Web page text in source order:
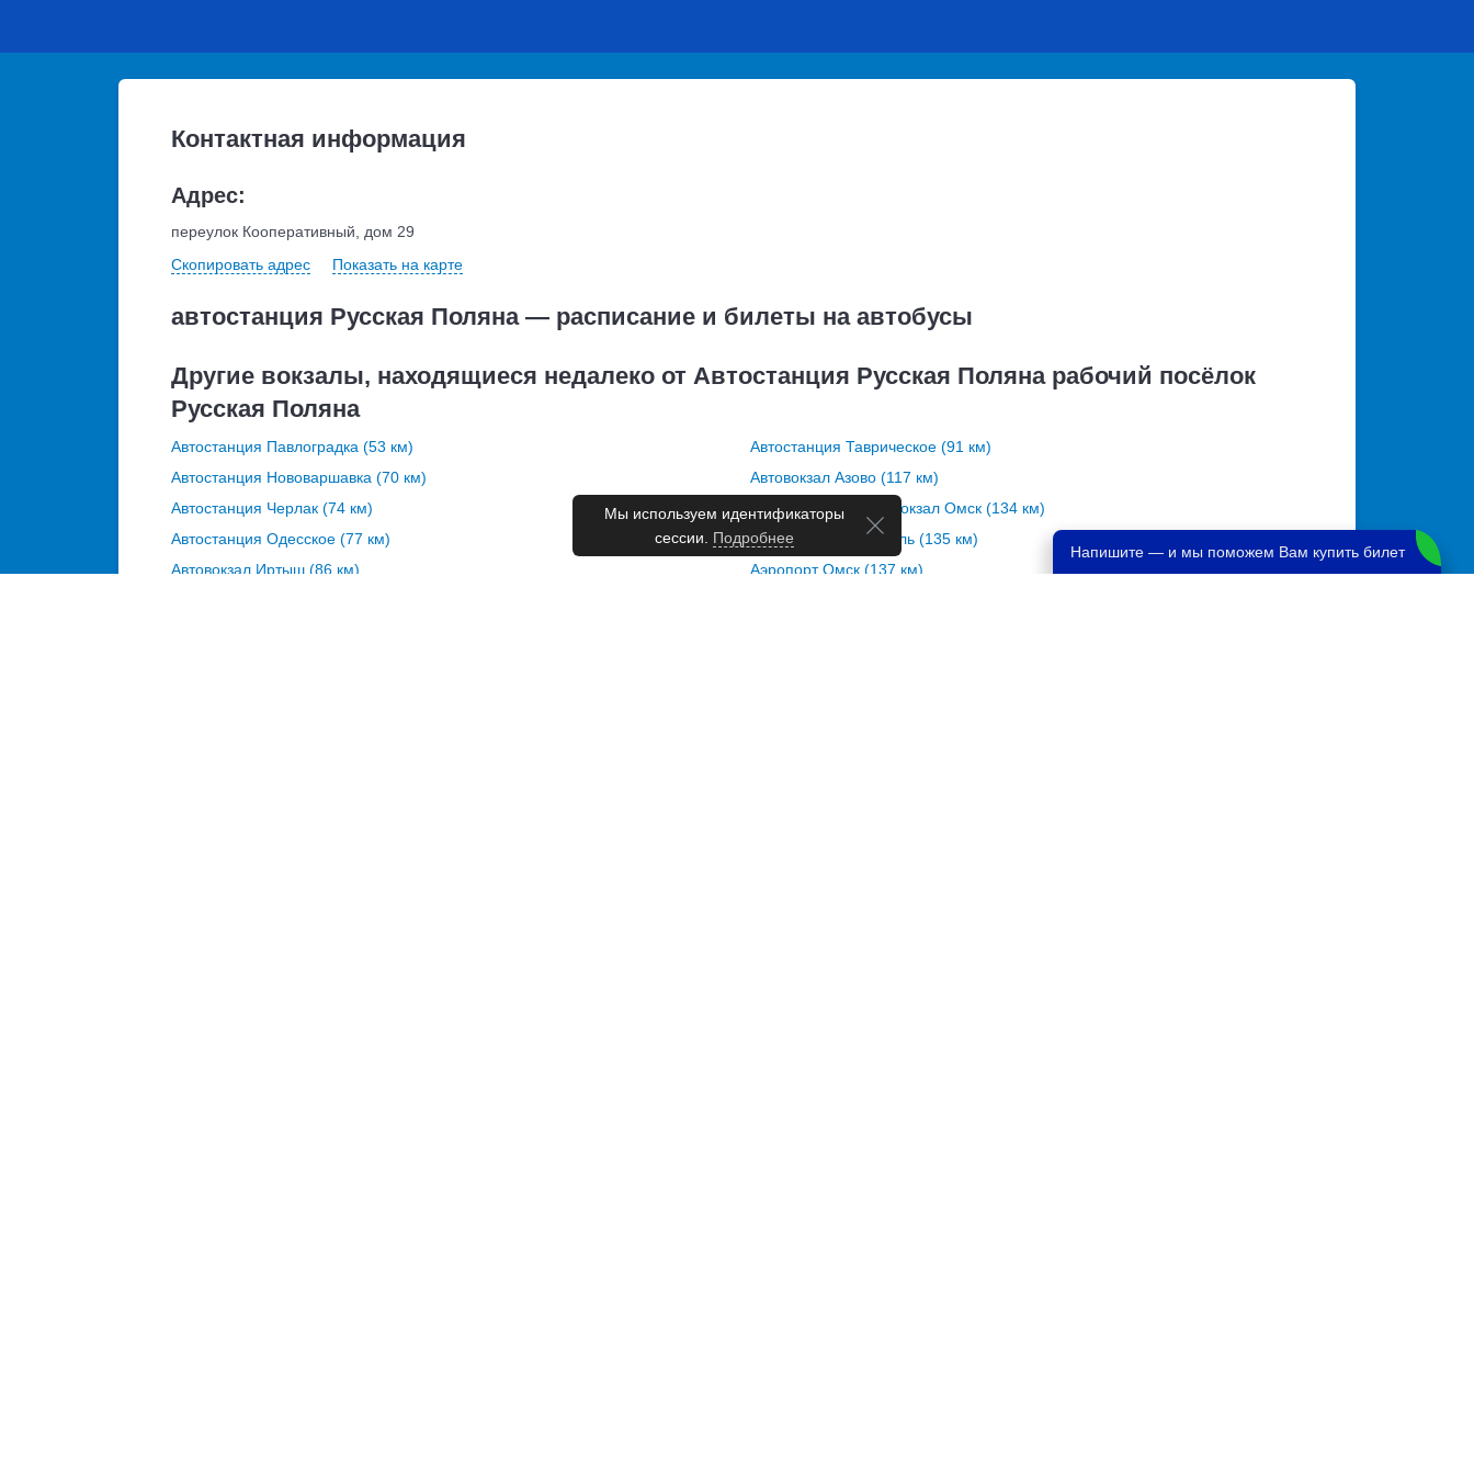
Контактная информация
Адрес:
переулок Кооперативный, дом 29
Скопировать адрес
Показать на карте
автостанция Русская Поляна — расписание и билеты на автобусы
Другие вокзалы, находящиеся недалеко от Автостанция Русская Поляна рабочий посёлок
Русская Поляна
Автостанция Павлоградка (53 км)
Автостанция Нововаршавка (70 км)
Автостанция Черлак (74 км)
Автостанция Одесское (77 км)
Автовокзал Иртыш (86 км)
Автостанция Таврическое (91 км)
Автовокзал Азово (117 км)
Железнодорожный вокзал Омск (134 км)
Автовокзал Шербакуль (135 км)
Аэропорт Омск (137 км)
Напишите — и мы поможем Вам купить билет
Мы используем идентификаторы
сессии. Подробнее